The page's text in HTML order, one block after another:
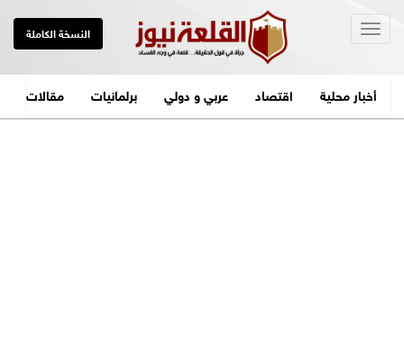
النسخة الكاملة
أخبار محلية اقتصاد عربي و دولي برلمانيات مقالات